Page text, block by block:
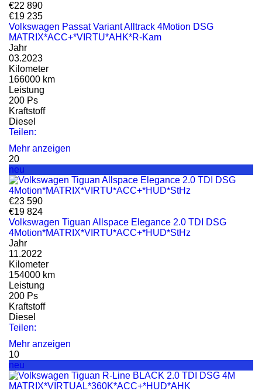
€22 890
€19 235
Volkswagen Passat Variant Alltrack 4Motion DSG
MATRIX*ACC+*VIRTU*AHK*R-Kam
Jahr
03.2023
Kilometer
166000 km
Leistung
200 Ps
Kraftstoff
Diesel
Teilen:
Mehr anzeigen
20
neu
€23 590
€19 824
Volkswagen Tiguan Allspace Elegance 2.0 TDI DSG
4Motion*MATRIX*VIRTU*ACC+*HUD*StHz
Jahr
11.2022
Kilometer
154000 km
Leistung
200 Ps
Kraftstoff
Diesel
Teilen:
Mehr anzeigen
10
neu